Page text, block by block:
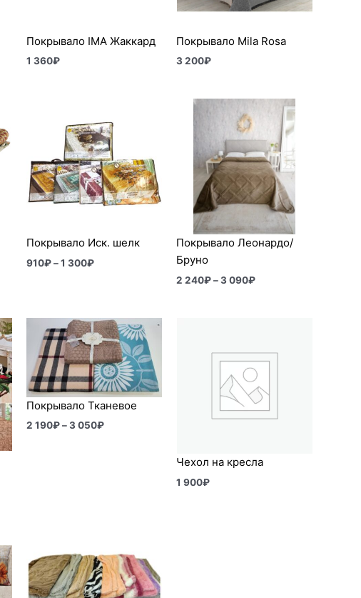
Покрывало IMA Жаккард
1 360₽
Покрывало Mila Rosa
3 200₽
Покрывало Иск. шелк
910₽–1 300₽
910₽
–
1
300₽
Покрывало Леонардо/
Бруно
2 240₽ – 3 090₽
Диапазон
240₽
–
3
090₽
Покрывало Тканевое
2 190₽–3 050₽
Диапазон
цен:
2
190₽
–
3
050₽
Чехол на кресла
1 900₽